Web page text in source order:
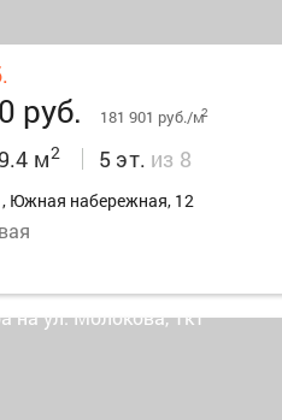
руб. 181 901 руб./м2
м2 5 эт. из 8
Южная набережная, 12